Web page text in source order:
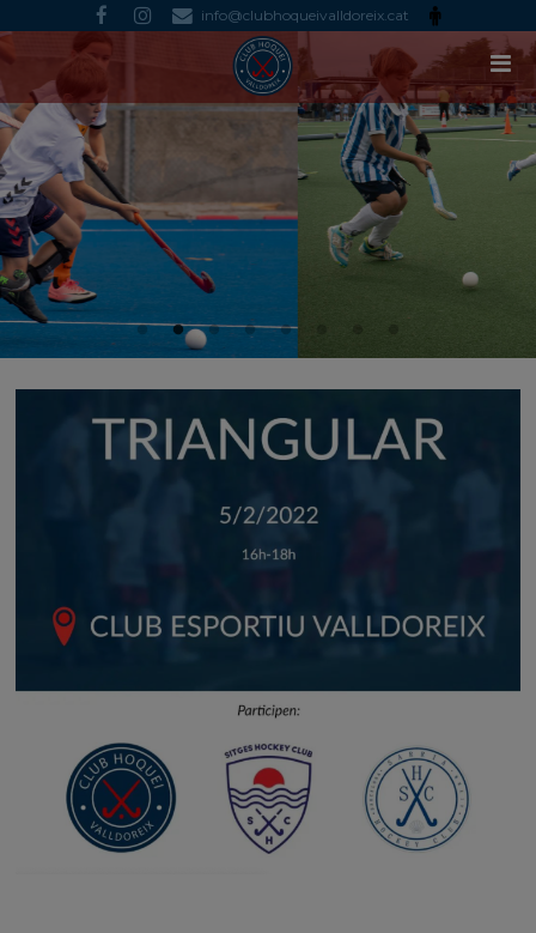
info@clubhoqueivalldoreix.cat